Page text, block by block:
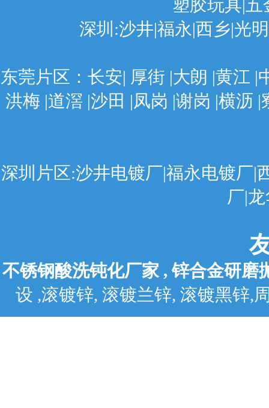
塑胶玩具|
深圳:沙井|福永|西乡|光
东莞片区：长安| 厚街 |大朗 |黄江 |
洪梅 |道滘 |沙田 |凤岗 |谢岗 |横沥
深圳片区:沙井电镀厂|福永电镀厂|
厂|
不锈钢酸洗钝化厂家 ,锌合金研磨
设 ,滚镀锌, 滚镀兰锌, 滚镀黑锌,